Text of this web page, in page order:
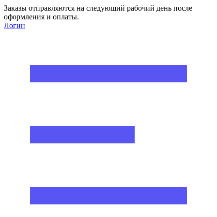
Заказы отправляются на следующий рабочий день после
оформления и оплаты.
Логин